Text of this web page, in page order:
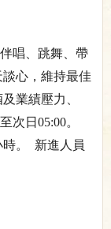
唱、跳舞、帶
心，維持最佳
業績壓力、
次日05:00。
時。 新進人員